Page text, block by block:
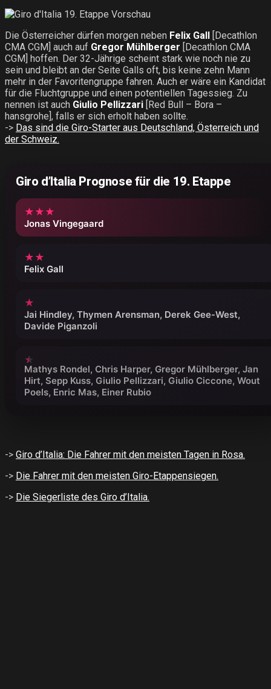
Die Österreicher dürfen morgen neben Felix Gall
[Decathlon
CMA CGM] auch auf Gregor Mühlberger [Decathlon CMA
CGM] hoffen. Der 32-Jährige scheint stark wie noch nie zu
sein und bleibt an der Seite Galls oft, bis keine zehn Mann
mehr in der Favoritengruppe fahren. Auch er wäre ein Kandidat
für die Fluchtgruppe und einen potentiellen Tagessieg. Zu
nennen ist auch Giulio Pellizzari [Red Bull – Bora –
hansgrohe], falls er sich erholt haben sollte.
-> Das sind die Giro-Starter aus Deutschland, Österreich und
der Schweiz.
Giro d’Italia Prognose für die 19. Etappe
★★★
Jonas Vingegaard
★★
Felix Gall
★
Jai Hindley, Thymen Arensman, Derek Gee-West,
Davide Piganzoli
Mathys Rondel, Chris Harper, Gregor Mühlberger, Jan
Hirt, Sepp Kuss, Giulio Pellizzari, Giulio Ciccone, Wout
Poels, Enric Mas, Einer Rubio
-> Giro d’Italia: Die Fahrer mit den meisten Tagen in Rosa.
-> Die Fahrer mit den meisten Giro-Etappensiegen.
-> Die Siegerliste des Giro d’Italia.